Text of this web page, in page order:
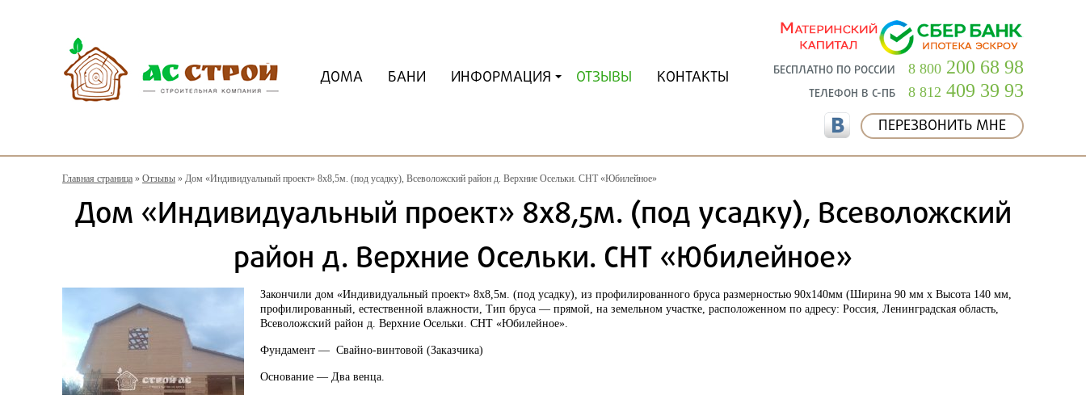
БЕСПЛАТНО ПО РОССИИ 8 800 200 68 98
ТЕЛЕФОН В С-ПБ 8 812 409 39 93
ПЕРЕЗВОНИТЬ МНЕ
ДОМА БАНИ ИНФОРМАЦИЯ ОТЗЫВЫ КОНТАКТЫ
Главная страница » Отзывы » Дом «Индивидуальный проект» 8х8,5м. (под усадку), Всеволожский район д. Верхние Осельки. СНТ «Юбилейное»
Дом «Индивидуальный проект» 8х8,5м. (под усадку), Всеволожский
район д. Верхние Осельки. СНТ «Юбилейное»
Закончили дом «Индивидуальный проект» 8х8,5м. (под усадку), из профилированного бруса размерностью 90х140мм (Ширина 90 мм х Высота 140 мм,
профилированный, естественной влажности, Тип бруса — прямой, на земельном участке, расположенном по адресу: Россия, Ленинградская область,
Всеволожский район д. Верхние Осельки. СНТ «Юбилейное».
Фундамент — Свайно-винтовой (Заказчика)
Основание — Два венца.